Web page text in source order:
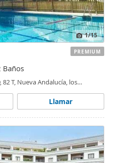
1/15
Baños
T, Nueva Andalucía, los
Llamar
PREMIUM